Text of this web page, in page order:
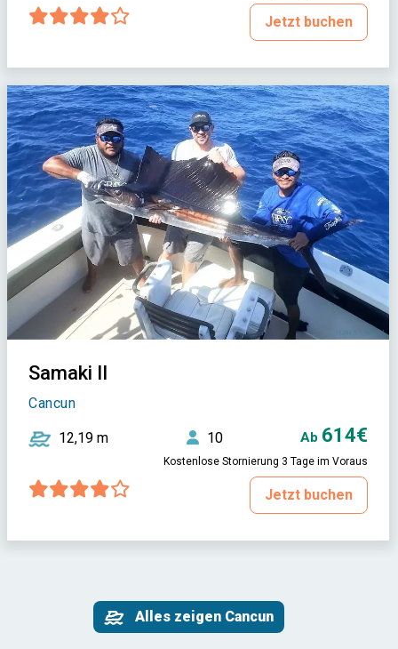
Jetzt buchen
Samaki II
Cancun
12,19 m 10 Ab 614€
Kostenlose Stornierung 3 Tage im Voraus
Jetzt buchen
Alles zeigen Cancun